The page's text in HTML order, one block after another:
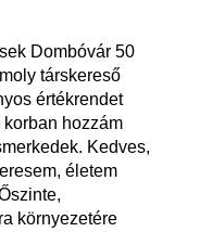
Dombóvár 50
társkereső
értékrendet
hozzám
Kedves,
életem
környezetére